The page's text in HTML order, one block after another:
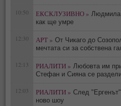
10:50 ЕКСКЛУЗИВНО » Людмила
как ще умре
12:30 АРТ » От Чикаго до
мечтата си за собствена
12:13 РИАЛИТИ » Любовта им
Стефан и Сияна се
12:03 РИАЛИТИ » След
ново шоу